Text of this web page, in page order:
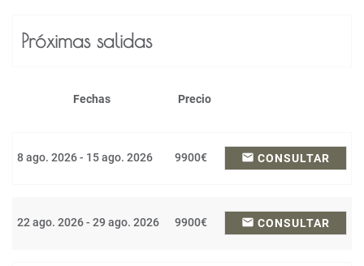
Próximas salidas
Fechas Precio
8 ago. 2026 - 15 ago. 2026 9900€ email CONSULTAR
22 ago. 2026 - 29 ago. 2026 9900€ email CONSULTAR